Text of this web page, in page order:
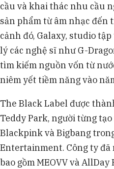
cầu và khai thác nhu cầu
sản phẩm từ âm nhạc đến
cảnh đó, Galaxy, studio
lý các nghệ sĩ như G-
tìm kiếm nguồn vốn từ
niêm yết tiềm năng vào
The Black Label được
Teddy Park, người từng
Blackpink và Bigbang
Entertainment. Công ty
bao gồm MEOVV và